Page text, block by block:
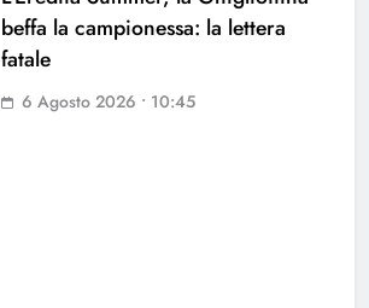
beffa la campionessa: la lettera
fatale
6 Agosto 2026 • 10:45